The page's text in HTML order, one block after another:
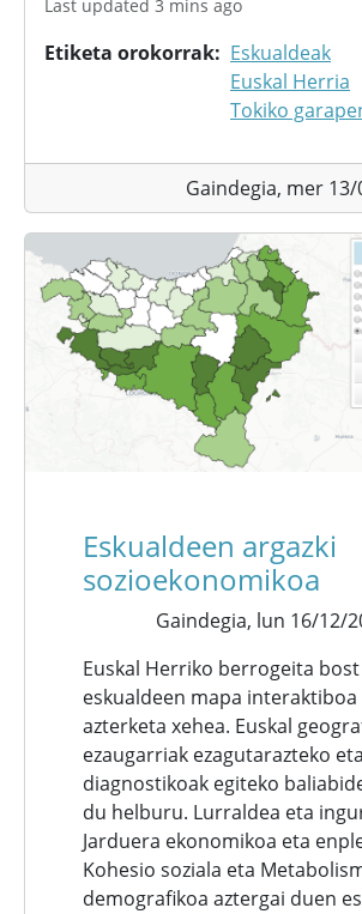
Last updated 3 mins ago
Etiketa orokorrak
Eskualdeak
Euskal Herria
Tokiko
Gaindegia, mer 13/
Eskualdeen argazki
sozioekonomikoa
Gaindegia, lun 16/12/
Euskal Herriko berrogeita bost
eskualdeen mapa interaktiboa
azterketa xehea. Euskal
ezaugarriak ezagutarazteko
diagnostikoak egiteko
du helburu. Lurraldea eta
Jarduera ekonomikoa eta
Kohesio soziala eta
demografikoa aztergai duen